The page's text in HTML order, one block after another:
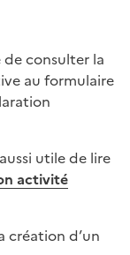
consulter la
au formulaire
utile de lire
activité
création d’un